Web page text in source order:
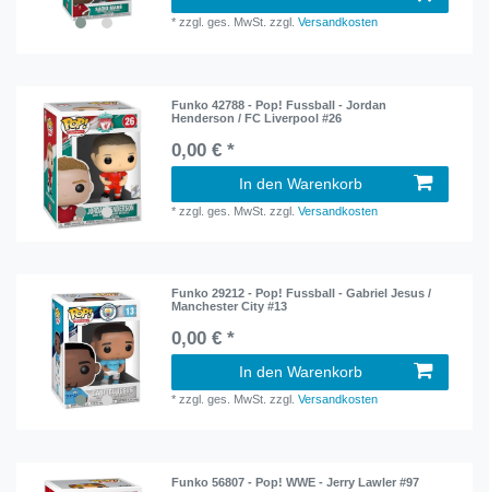
*zzgl. ges. MwSt. zzgl.Versandkosten
Funko 42788 - Pop! Fussball - Jordan
Henderson / FC Liverpool #26
0,00 € *
In den Warenkorb
*zzgl. ges. MwSt. zzgl.Versandkosten
Funko 29212 - Pop! Fussball - Gabriel Jesus /
Manchester City #13
0,00 € *
In den Warenkorb
*zzgl. ges. MwSt. zzgl.Versandkosten
Funko 56807 - Pop! WWE - Jerry Lawler #97